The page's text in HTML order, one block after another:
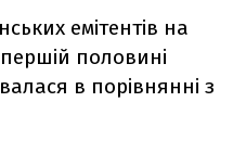
емітентів на
половині
в порівнянні з